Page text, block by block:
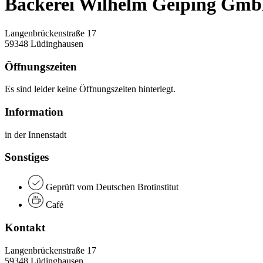
Bäckerei Wilhelm Geiping
Langenbrückenstraße 17
59348 Lüdinghausen
Öffnungszeiten
Es sind leider keine Öffnungszeiten hinterlegt.
Information
in der Innenstadt
Sonstiges
Geprüft vom Deutschen Brotinstitut
Café
Kontakt
Langenbrückenstraße 17
59348 Lüdinghausen